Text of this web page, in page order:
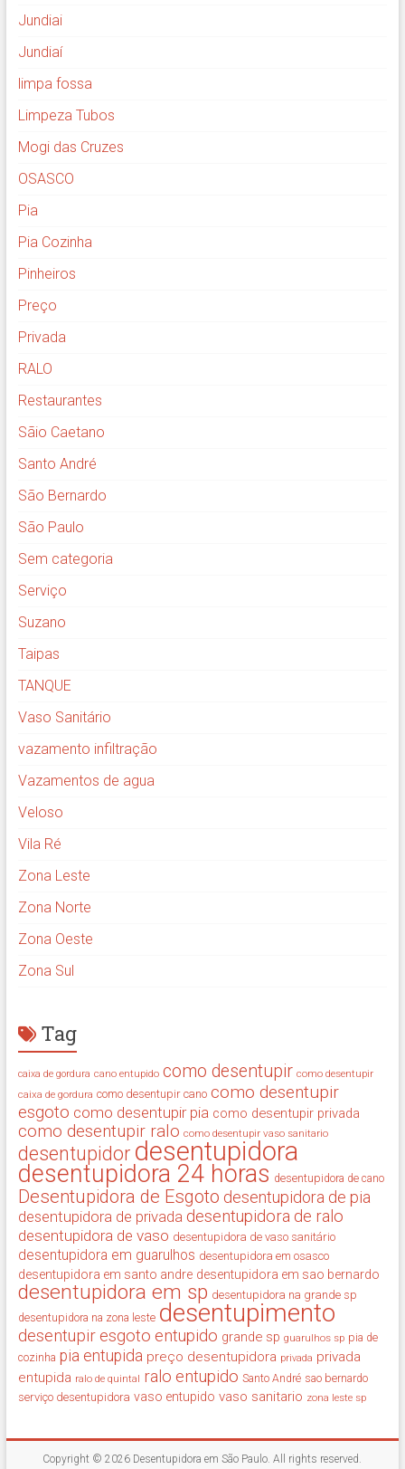
Jundiai
Jundiaí
limpa fossa
Limpeza Tubos
Mogi das Cruzes
OSASCO
Pia
Pia Cozinha
Pinheiros
Preço
Privada
RALO
Restaurantes
Sãio Caetano
Santo André
São Bernardo
São Paulo
Sem categoria
Serviço
Suzano
Taipas
TANQUE
Vaso Sanitário
vazamento infiltração
Vazamentos de agua
Veloso
Vila Ré
Zona Leste
Zona Norte
Zona Oeste
Zona Sul
Tag
caixa de gordura cano entupido como desentupir como desentupir
caixa de gordura como desentupir cano como desentupir
esgoto como desentupir pia como desentupir privada
como desentupir ralo como desentupir vaso sanitario
desentupidor desentupidora
desentupidora 24 horas desentupidora de cano
Desentupidora de Esgoto desentupidora de pia
desentupidora de privada desentupidora de ralo
desentupidora de vaso desentupidora de vaso sanitário
desentupidora em guarulhos desentupidora em osasco
desentupidora em santo andre desentupidora em sao bernardo
desentupidora em sp desentupidora na grande sp
desentupidora na zona leste desentupimento
desentupir esgoto entupido grande sp guarulhos sp pia de
cozinha pia entupida preço desentupidora privada privada
entupida ralo de quintal ralo entupido Santo André sao bernardo
serviço desentupidora vaso entupido vaso sanitario zona leste sp
Copyright © 2026 Desentupidora em São Paulo. All rights reserved.